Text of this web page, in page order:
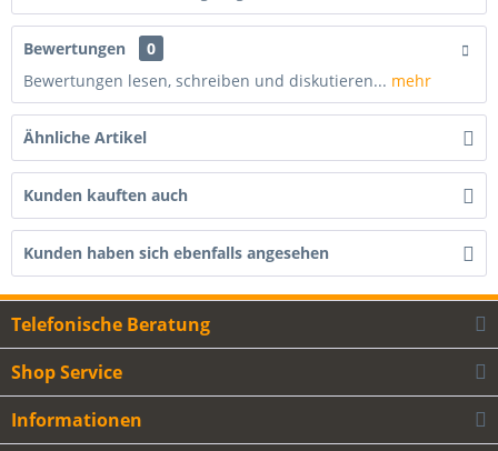
Bewertungen
0
Bewertungen lesen, schreiben und diskutieren... mehr
Ähnliche Artikel
Kunden kauften auch
Kunden haben sich ebenfalls angesehen
Telefonische Beratung
Shop Service
Informationen